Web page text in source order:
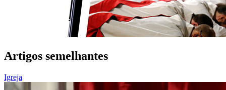
Artigos semelhantes
Igreja